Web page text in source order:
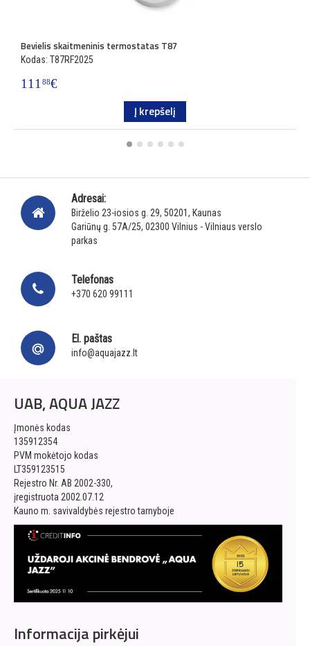
Bevielis skaitmeninis termostatas T87
Kodas: T87RF2025
11188€
Į krepšelį
Adresai:
Birželio 23-iosios g. 29, 50201, Kaunas
Gariūnų g. 57A/25, 02300 Vilnius - Vilniaus verslo
parkas
Telefonas
+370 620 99111
El. paštas
info@aquajazz.lt
UAB, AQUA JAZZ
Įmonės kodas
135912354
PVM mokėtojo kodas
LT359123515
Rejestro Nr. AB 2002-330,
įregistruota 2002.07.12
Kauno m. savivaldybės rejestro tarnyboje
Informacija pirkėjui